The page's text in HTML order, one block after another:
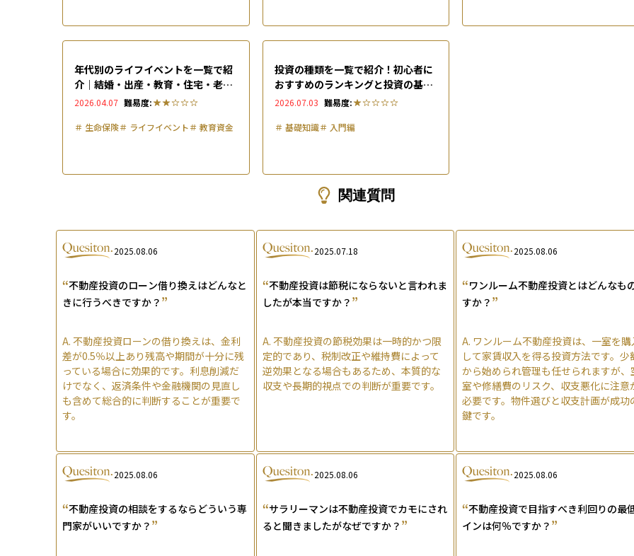
年代別のライフイベントを一覧で紹
介｜結婚・出産・教育・住宅・老後
はいくら必要か
2026.04.07 難易度:
＃ 生命保険＃ ライフイベント＃ 教育資金
投資の種類を一覧で紹介！初心者に
おすすめのランキングと投資の基本
も解説
2026.07.03 難易度:
＃ 基礎知識＃ 入門編
関連質問
2025.08.06
“不動産投資のローン借り換えはどんなと
きに行うべきですか？ ”
A. 不動産投資ローンの借り換えは、金利
差が0.5％以上あり残高や期間が十分に残
っている場合に効果的です。利息削減だ
けでなく、返済条件や金融機関の見直し
も含めて総合的に判断することが重要で
す。
2025.07.18
“不動産投資は節税にならないと言われま
したが本当ですか？ ”
A. 不動産投資の節税効果は一時的かつ限
定的であり、税制改正や維持費によって
逆効果となる場合もあるため、本質的な
収支や長期的視点での判断が重要です。
2025.08.06
“ワンルーム不動産投資とはどんなも
すか？ ”
A. ワンルーム不動産投資は、一室を購
して家賃収入を得る投資方法です。少
から始められ管理も任せられますが、
室や修繕費のリスク、収支悪化に注意
必要です。物件選びと収支計画が成功
鍵です。
2025.08.06
“不動産投資の相談をするならどういう専
門家がいいですか？ ”
2025.08.06
“サラリーマンは不動産投資でカモにされ
ると聞きましたがなぜですか？ ”
2025.08.06
“不動産投資で目指すべき利回りの最
インは何％ですか？ ”